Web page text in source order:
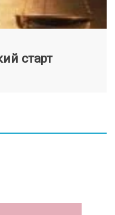
старт